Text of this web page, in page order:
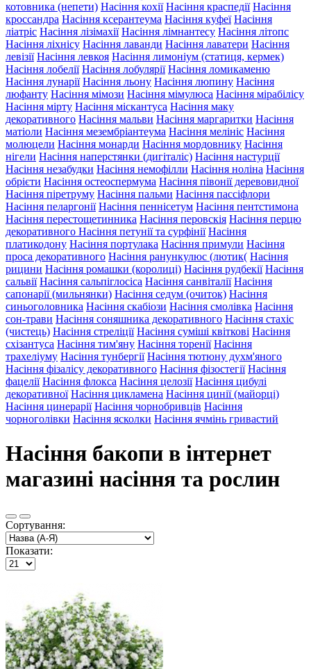
котовника (непети) Насіння кохії Насіння краспедії Насіння
кроссандра Насіння ксерантеума Насіння куфеї Насіння
ліатріс Насіння лізімахії Насіння лімнантесу Насіння літопс
Насіння ліхнісу Насіння лаванди Насіння лаватери Насіння
левізії Насіння левкоя Насіння лимоніум (статиця, кермек)
Насіння лобелії Насіння лобулярії Насіння ломикаменю
Насіння лунарії Насіння льону Насіння люпину Насіння
люфанту Насіння мімози Насіння мімулюса Насіння мірабілісу
Насіння мірту Насіння міскантуса Насіння маку
декоративного Насіння мальви Насіння маргаритки Насіння
матіоли Насіння мезембріантеума Насіння мелініс Насіння
молюцели Насіння монарди Насіння мордовнику Насіння
нігели Насіння наперстянки (дигіталіс) Насіння настурції
Насіння незабудки Насіння немофілли Насіння ноліна Насіння
обрієти Насіння остеоспермума Насіння півонії деревовидної
Насіння піретруму Насіння пальми Насіння пассіфлори
Насіння пеларгонії Насіння пеннісетум Насіння пентстимона
Насіння перестощетинника Насіння перовскія Насіння перцю
декоративного Насіння петунії та сурфінії Насіння
платикодону Насіння портулака Насіння примули Насіння
проса декоративного Насіння ранункулюс (лютик( Насіння
рицини Насіння ромашки (королиці) Насіння рудбекії Насіння
сальвії Насіння сальпіглосіса Насіння санвіталії Насіння
сапонарії (мильнянки) Насіння седум (очиток) Насіння
синьоголовника Насіння скабіози Насіння смолівка Насіння
сон-трави Насіння соняшника декоративного Насіння стахіс
(чистець) Насіння стреліції Насіння суміші квіткові Насіння
схізантуса Насіння тим'яну Насіння торенії Насіння
трахеліуму Насіння тунбергії Насіння тютюну духм'яного
Насіння фізалісу декоративного Насіння фізостегії Насіння
фацелії Насіння флокса Насіння целозії Насіння цибулі
декоративної Насіння цикламена Насіння цинії (майорці)
Насіння цинерарії Насіння чорнобривців Насіння
чорноголівки Насіння ясколки Насіння ячмінь гривастий
Насіння бакопи в інтернет
магазині насіння та рослин
Сортування:
Показати: